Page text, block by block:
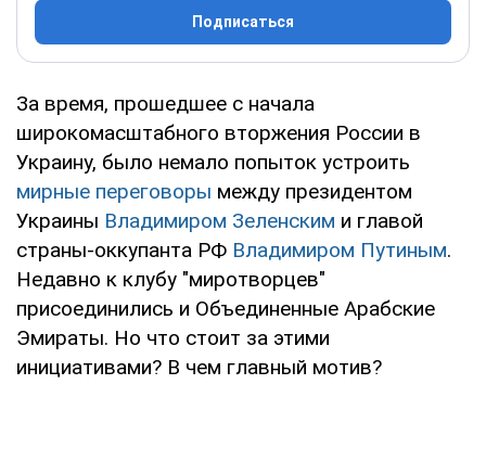
Подписаться
За время, прошедшее с начала
широкомасштабного вторжения России в
Украину, было немало попыток устроить
мирные переговоры между президентом
Украины Владимиром Зеленским и главой
страны-оккупанта РФ Владимиром Путиным.
Недавно к клубу "миротворцев"
присоединились и Объединенные Арабские
Эмираты. Но что стоит за этими
инициативами? В чем главный мотив?